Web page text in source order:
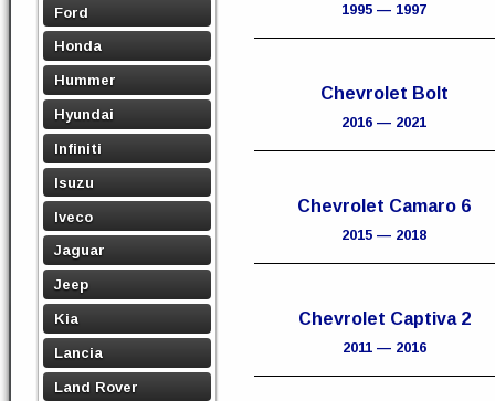
Ford
Honda
Hummer
Hyundai
Infiniti
Isuzu
Iveco
Jaguar
Jeep
Kia
Lancia
Land Rover
1995 — 1997
Chevrolet Bolt
2016 — 2021
Chevrolet Camaro 6
2015 — 2018
Chevrolet Captiva 2
2011 — 2016